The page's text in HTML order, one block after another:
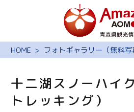
HOME フォトギャラリー（無料写
十二湖スノーハイ
トレッキング）